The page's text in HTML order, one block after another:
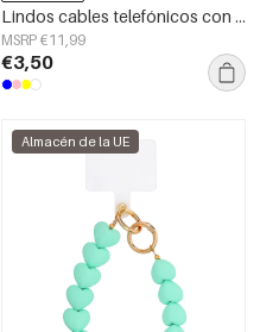
Lindos cables telefónicos con forma de corazones
MSRP €11,99
€3,50
Almacén de la UE